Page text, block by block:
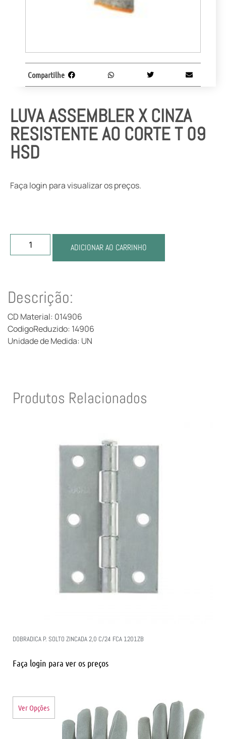
LUVA ASSEMBLER X CINZA
RESISTENTE AO CORTE T 09
HSD
Faça login para visualizar os preços.
ADICIONAR AO CARRINHO
Compartilhe
Descrição:
CD Material: 014906
CodigoReduzido: 14906
Unidade de Medida: UN
Produtos Relacionados
DOBRADICA P. SOLTO ZINCADA 2,0 C/24 FCA 1201ZB
Faça login para ver os preços
Ver Opções